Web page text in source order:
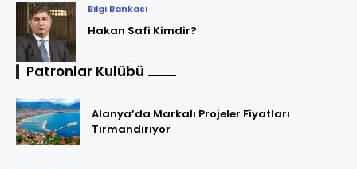
Bilgi Bankası
Hakan Safi Kimdir?
Patronlar Kulübü
Alanya’da Markalı Projeler Fiyatları
Tırmandırıyor